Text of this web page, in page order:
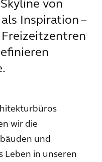
von
Inspiration –
Freizeitzentren
wir die
und
Leben in unseren